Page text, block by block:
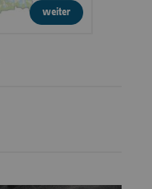
weiter